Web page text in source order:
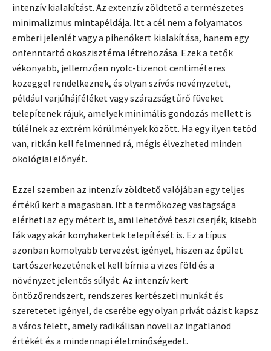
intenzív kialakítást. Az extenzív zöldtető a természetes
minimalizmus mintapéldája. Itt a cél nem a folyamatos
emberi jelenlét vagy a pihenőkert kialakítása, hanem egy
önfenntartó ökoszisztéma létrehozása. Ezek a tetők
vékonyabb, jellemzően nyolc-tizenöt centiméteres
közeggel rendelkeznek, és olyan szívós növényzetet,
például varjúhájféléket vagy szárazságtűrő füveket
telepítenek rájuk, amelyek minimális gondozás mellett is
túlélnek az extrém körülmények között. Ha egy ilyen tetőd
van, ritkán kell felmenned rá, mégis élvezheted minden
ökológiai előnyét.
Ezzel szemben az intenzív zöldtető valójában egy teljes
értékű kert a magasban. Itt a termőközeg vastagsága
elérheti az egy métert is, ami lehetővé teszi cserjék, kisebb
fák vagy akár konyhakertek telepítését is. Ez a típus
azonban komolyabb tervezést igényel, hiszen az épület
tartószerkezetének el kell bírnia a vizes föld és a
növényzet jelentős súlyát. Az intenzív kert
öntözőrendszert, rendszeres kertészeti munkát és
szeretetet igényel, de cserébe egy olyan privát oázist kapsz
a város felett, amely radikálisan növeli az ingatlanod
értékét és a mindennapi életminőségedet.